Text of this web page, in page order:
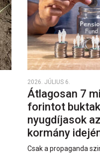
2026. JÚLIUS 6.
Átlagosan 7
forintot
nyugdíjasok
kormány
Csak a propaganda